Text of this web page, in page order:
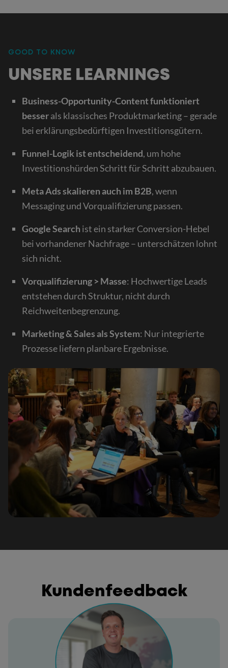
GOOD TO KNOW
:
UNSERE LEARNINGS
Business-Opportunity-Content funktioniert
besserals klassisches Produktmarketing – gerade
bei erklärungsbedürftigen Investitionsgütern.
Funnel-Logik ist entscheidend, um hohe
Investitionshürden Schritt für Schritt abzubauen.
Meta Ads skalieren auch im B2B, wenn
Messaging und Vorqualifizierung passen.
Google Searchist ein starker Conversion-Hebel
bei vorhandener Nachfrage – unterschätzen lohnt
sich nicht.
Vorqualifizierung > Masse: Hochwertige Leads
entstehen durch Struktur, nicht durch
Reichweitenbegrenzung.
Marketing & Sales als System: Nur integrierte
Prozesse liefern planbare Ergebnisse.
Kundenfeedback